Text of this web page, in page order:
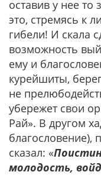
оставив у нее то
это, стремясь к
гибели! И скала
возможность
ему и
курейшиты,
не
убережет свои
Рай». В другом
благословение),
сказал: «
молодость,